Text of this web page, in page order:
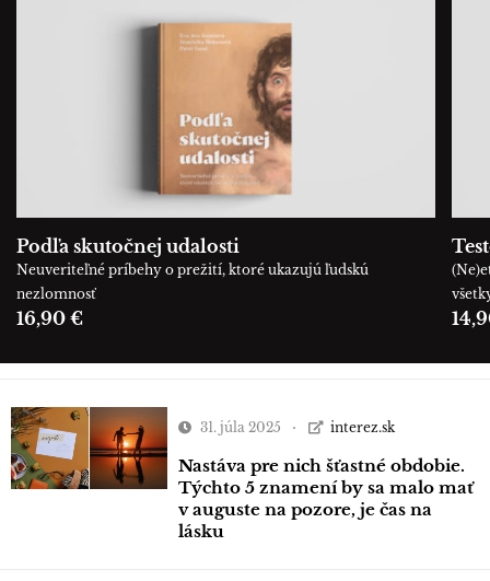
Podľa skutočnej udalosti
Neuveriteľné príbehy o prežití, ktoré ukazujú ľudskú
nezlomnosť
16,90 €
31. júla 2025 interez.sk
Nastáva pre nich šťastné obdobie.
Týchto 5 znamení by sa malo mať
v auguste na pozore, je čas na
lásku